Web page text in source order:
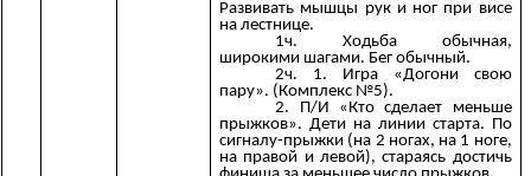
Развивать мышцы рук и ног при висе
на лестнице.
1ч. Ходьба обычная,
широкими шагами. Бег обычный.
2ч. 1. Игра «Догони свою
пару». (Комплекс №5).
2. П/И «Кто сделает меньше
прыжков». Дети на линии старта. По
сигналу-прыжки (на 2 ногах, на 1 ноге,
на правой и левой), стараясь достичь